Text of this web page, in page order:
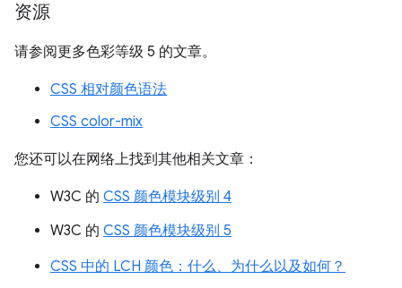
资源
请参阅更多色彩等级 5 的文章。
CSS 相对颜色语法
CSS color-mix
您还可以在网络上找到其他相关文章：
W3C 的 CSS 颜色模块级别 4
W3C 的 CSS 颜色模块级别 5
CSS 中的 LCH 颜色：什么、为什么以及如何？